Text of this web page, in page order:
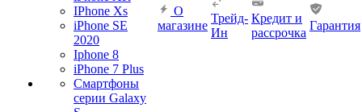
IPhone Xs
iPhone SE
2020
Iphone 8
iPhone 7 Plus
Смартфоны
серии Galaxy
О
магазине
Трейд-
Ин
Кредит и
рассрочка
Гарантия